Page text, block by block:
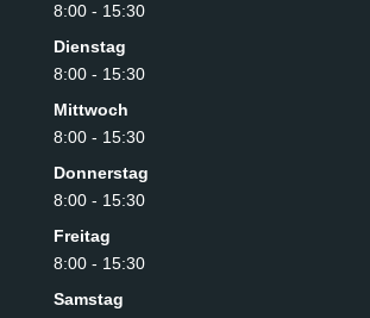
8:00 - 15:30
Dienstag
8:00 - 15:30
Mittwoch
8:00 - 15:30
Donnerstag
8:00 - 15:30
Freitag
8:00 - 15:30
Samstag